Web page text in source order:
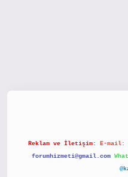
Reklam ve İletişim: E-mail:
forumhizmeti@gmail.com